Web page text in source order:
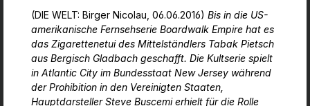
(DIE WELT: Birger Nicolau, 06.06.2016) Bis in die US-
amerikanische Fernsehserie Boardwalk Empire hat es
das Zigarettenetui des Mittelständlers Tabak Pietsch
aus Bergisch Gladbach geschafft. Die Kultserie spielt
in Atlantic City im Bundesstaat New Jersey während
der Prohibition in den Vereinigten Staaten,
Hauptdarsteller Steve Buscemi erhielt für die Rolle